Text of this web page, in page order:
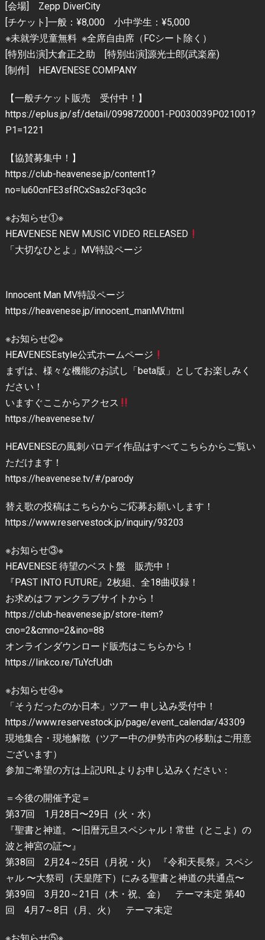
[会場] Zepp DiverCity
[チケット]一般：¥8,000 小中学生：¥5,000
※未就学児童無料 ※全席自由席（FCシート除く）
[特別出演]大倉正之助 [特別出演]源光士郎(武楽座)
[制作] HEAVENESE COMPANY
【一般チケット販売 受付中！】
https://eplus.jp/sf/detail/0998720001-P0030039P021001?
P1=1221
【協賛募集中！】
https://club-heavenese.jp/content1?
no=lu60cnFE3sfRCxSas2cF3qc3c
※お知らせ①※
HEAVENESE NEW MUSIC VIDEO RELEASED
「大切なひとよ」MV特設ページ
Innocent Man MV特設ページ
https://heavenese.jp/innocent_manMV.html
※お知らせ②※
HEAVENESEstyle公式ホームページ
まずは、様々な機能のお試し「beta版」としてお楽しみく
ださい！
いますぐここからアクセス
https://heavenese.tv/
HEAVENESEの風刺パロデイ作品はすべてこちらからご覧い
ただけます！
https://heavenese.tv/#/parody
替え歌の投稿はこちらからご応募お願いします！
https://www.reservestock.jp/inquiry/93203
※お知らせ③※
HEAVENESE 待望のベスト盤 販売中！
『PAST INTO FUTURE』2枚組、全18曲収録！
お求めはファンクラブサイトから！
https://club-heavenese.jp/store-item?
cno=2&cmno=2&ino=88
オンラインダウンロード販売はこちらから！
https://linkco.re/TuYcfUdh
※お知らせ④※
「そうだったのか日本」ツアー 申し込み受付中！
https://www.reservestock.jp/page/event_calendar/43309
現地集合・現地解散（ツアー中の伊勢市内の移動はご用意
ございます）
参加ご希望の方は上記URLよりお申し込みください：
＝今後の開催予定＝
第37回 1月28日〜29日（火・水）
『聖書と神道。〜旧暦元旦スペシャル！常世（とこよ）の
波と神宮の証〜』
第38回 2月24～25日（月祝・火） 『令和天長祭』スペシ
ャル 〜大祭司（天皇陛下）にみる聖書と神道の共通点〜
第39回 3月20～21日（木・祝、金） テーマ未定 第40
回 4月7～8日（月、火） テーマ未定